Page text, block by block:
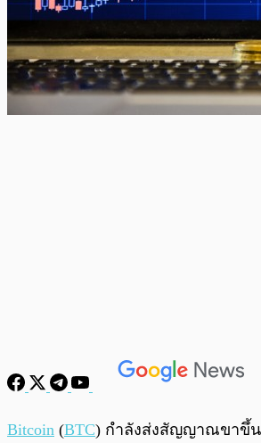
Bitcoin (BTC) กำลังส่งสัญญาณขาขึ้น